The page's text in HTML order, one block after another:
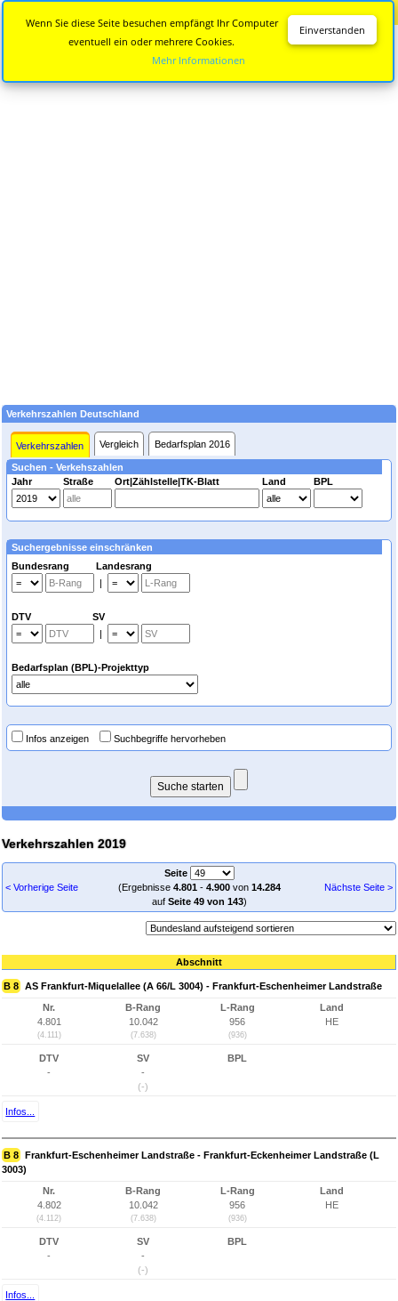
Verkehrszahlen Deutschland
Verkehrszahlen Vergleich Bedarfsplan 2016
Suchen - Verkehszahlen
Jahr
Straße Ort|Zählstelle|TK-Blatt Land BPL
Suchergebnisse einschränken
Bundesrang Landesrang
|
DTV SV
|
Bedarfsplan (BPL)-Projekttyp
Infos anzeigen Suchbegriffe hervorheben
Verkehrszahlen 2019
< Vorherige Seite
Seite
(Ergebnisse 4.801- 4.900von 14.284
auf Seite 49 von 143)
Nächste Seite >
Abschnitt
B 8 AS Frankfurt-Miquelallee (A 66/L 3004) - Frankfurt-Eschenheimer Landstraße
Nr.
4.801
(4.111)
B-Rang
10.042
(7.638)
L-Rang
956
(936)
Land
HE
DTV
-
SV
-
(-)
BPL
Infos...
B 8 Frankfurt-Eschenheimer Landstraße - Frankfurt-Eckenheimer Landstraße (L
3003)
Nr.
4.802
(4.112)
B-Rang
10.042
(7.638)
L-Rang
956
(936)
Land
HE
DTV
-
SV
-
(-)
BPL
Infos...
Einverstanden
Wenn Sie diese Seite besuchen empfängt Ihr Computer
eventuell ein oder mehrere Cookies.
Mehr Informationen